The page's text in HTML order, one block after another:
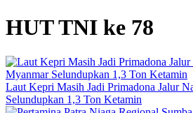
HUT TNI ke 78
Laut Kepri Masih Jadi Primadona Jalur
Selundupkan 1,3 Ton Ketamin